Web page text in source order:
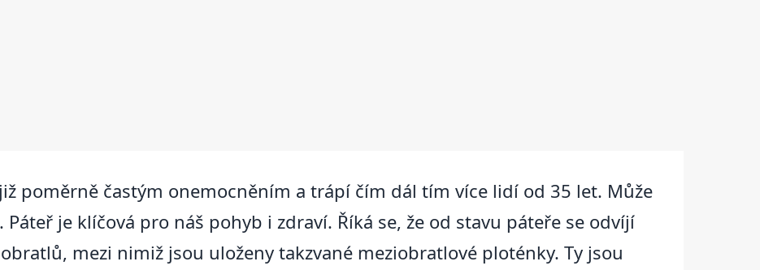
poměrně častým onemocněním a trápí čím dál tím více lidí od 35 let. Může
je klíčová pro náš pohyb i zdraví. Říká se, že od stavu páteře se odvíjí
mezi nimiž jsou uloženy takzvané meziobratlové ploténky. Ty jsou